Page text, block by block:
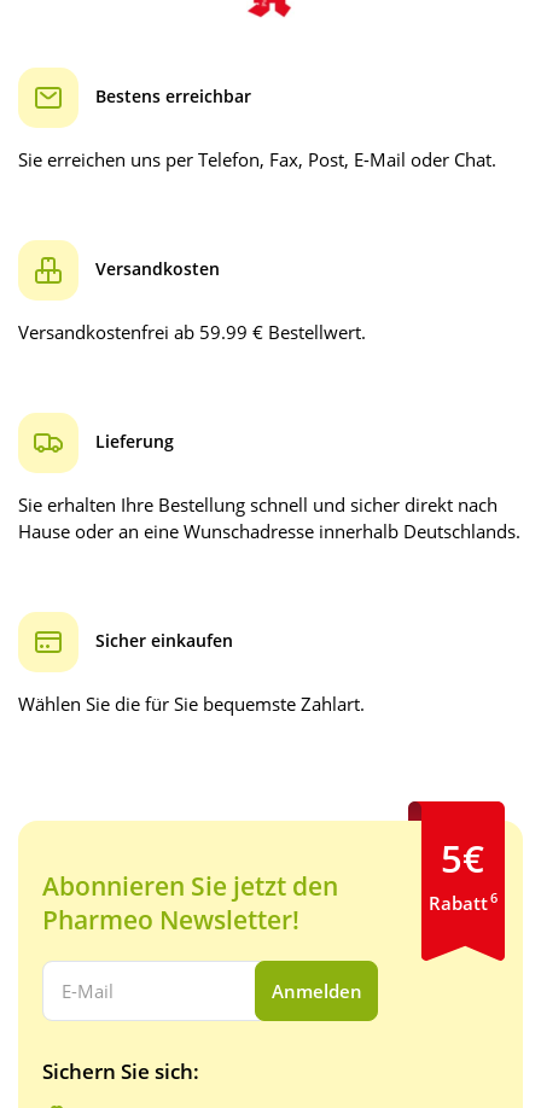
Bestens erreichbar
Sie erreichen uns per Telefon, Fax, Post, E-Mail oder Chat.
Versandkosten
Versandkostenfrei ab 59.99 € Bestellwert.
Lieferung
Sie erhalten Ihre Bestellung schnell und sicher direkt nach
Hause oder an eine Wunschadresse innerhalb Deutschlands.
Sicher einkaufen
Wählen Sie die für Sie bequemste Zahlart.
Abonnieren Sie jetzt den
Pharmeo Newsletter!
Ihre E-Mail Adresse:
Anmelden
Sichern Sie sich:
5€
Rabatt6